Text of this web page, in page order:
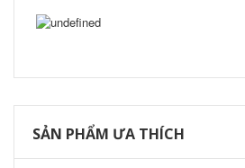
SẢN PHẨM ƯA THÍCH